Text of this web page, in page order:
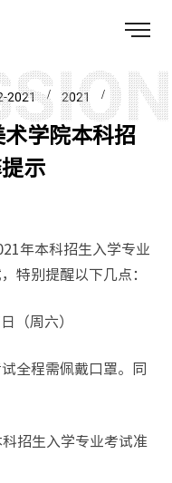
2021/2021 /
学院本科招
示
年本科招生入学专业
特别提醒以下几点：
（周六）
全程需佩戴口罩。同
招生入学专业考试准